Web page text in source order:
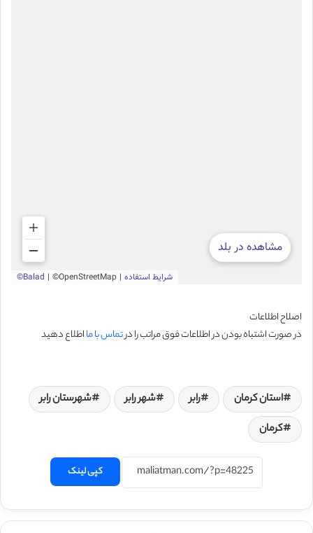
اصلاح اطلاعات
در صورت اشتباه بودن در اطلاعات فوق مراتب را درتماس با مااطلاع دهید
استان کرمان رابر شهر رابر
شهرستان رابر
کرمان
کپی لینک